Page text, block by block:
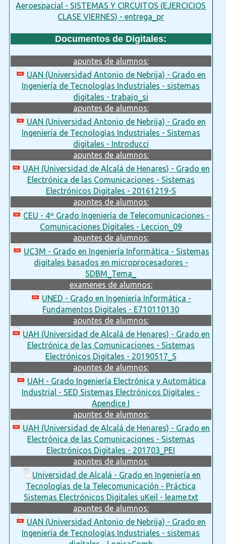
Aeroespacial - SISTEMAS Y CIRCUITOS (EJERCICIOS
CLASE VIERNES) - entrega_pr
Documentos de Digitales:
apuntes de alumnos:
UAN (Universidad Antonio de Nebrija) - Grado en
Ingeniería de Tecnologías Industriales - sistemas
digitales - trabajo_si
apuntes de alumnos:
UAN (Universidad Antonio de Nebrija) - Grado en
Ingeniería de Tecnologías Industriales - Sistemas
digitales - Introducci
apuntes de alumnos:
UAH (Universidad de Alcalá de Henares) - Grado en
Electrónica de las Comunicaciones - Sistemas
Electrónicos Digitales - 20161219-S
apuntes de alumnos:
CEU - 4º Grado Ingeniería de Telecomunicaciones -
Comunicaciones Digitales - Leccion_09
apuntes de alumnos:
UC3M - Grado en Ingeniería Informática - Sistemas
digitales basados en microprocesadores -
SDBM_Tema_
examenes de alumnos:
UNED - Grado en Ingeniería Informática -
Fundamentos Digitales - E710110130
apuntes de alumnos:
UAH (Universidad de Alcalá de Henares) - Grado en
Electrónica de las Comunicaciones - Sistemas
Electrónicos Digitales - 20190517_S
apuntes de alumnos:
UAH - Grado Ingeniería Electrónica y Automática
Industrial - SED Sistemas Electrónicos Digitales -
Apendice I
apuntes de alumnos:
UAH (Universidad de Alcalá de Henares) - Grado en
Electrónica de las Comunicaciones - Sistemas
Electrónicos Digitales - 201703_PEI
apuntes de alumnos:
Universidad de Alcalá - Grado en Ingeniería en
Tecnologías de la Telecomunicación - Práctica
Sistemas Electrónicos Digitales uKeil - leame.txt
apuntes de alumnos:
UAN (Universidad Antonio de Nebrija) - Grado en
Ingeniería de Tecnologías Industriales - sistemas